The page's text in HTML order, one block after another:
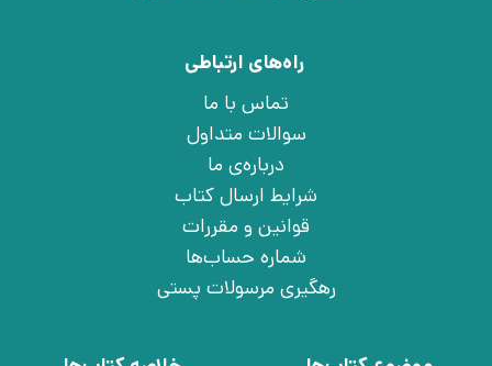
راه‌های ارتباطی
تماس با ما
سوالات متداول
درباره‌ی ما
شرایط ارسال کتاب
قوانین و مقررات
شماره حساب‌ها
رهگیری مرسولات پستی